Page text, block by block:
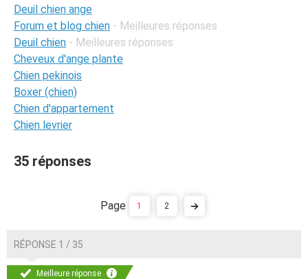
Deuil chien ange
Forum et blog chien - Meilleures réponses
Deuil chien - Meilleures réponses
Cheveux d'ange plante
Chien pekinois
Boxer (chien)
Chien d'appartement
Chien levrier
35 réponses
1 2
RÉPONSE 1 / 35
Meilleure réponse